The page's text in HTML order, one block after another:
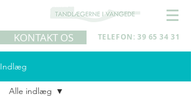
KONTAKT OS TELEFON: 39 65 34 31
Indlæg
Alle indlæg